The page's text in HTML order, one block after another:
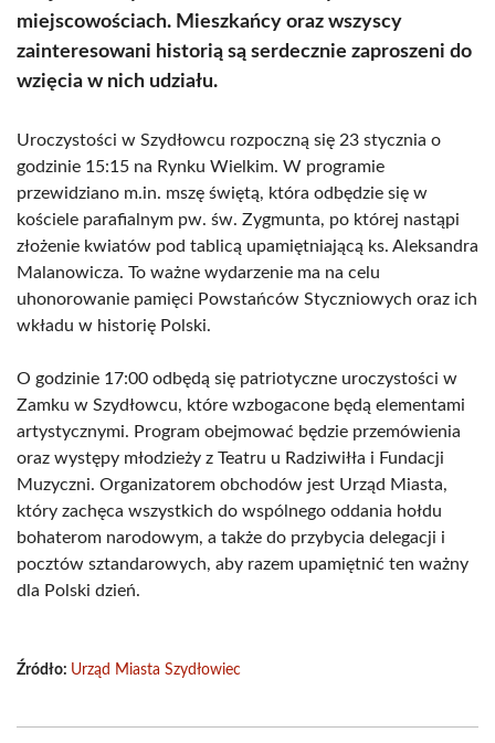
miejscowościach. Mieszkańcy oraz wszyscy
zainteresowani historią są serdecznie zaproszeni do
wzięcia w nich udziału.
Uroczystości w Szydłowcu rozpoczną się 23 stycznia o
godzinie 15:15 na Rynku Wielkim. W programie
przewidziano m.in. mszę świętą, która odbędzie się w
kościele parafialnym pw. św. Zygmunta, po której nastąpi
złożenie kwiatów pod tablicą upamiętniającą ks. Aleksandra
Malanowicza. To ważne wydarzenie ma na celu
uhonorowanie pamięci Powstańców Styczniowych oraz ich
wkładu w historię Polski.
O godzinie 17:00 odbędą się patriotyczne uroczystości w
Zamku w Szydłowcu, które wzbogacone będą elementami
artystycznymi. Program obejmować będzie przemówienia
oraz występy młodzieży z Teatru u Radziwiłła i Fundacji
Muzyczni. Organizatorem obchodów jest Urząd Miasta,
który zachęca wszystkich do wspólnego oddania hołdu
bohaterom narodowym, a także do przybycia delegacji i
pocztów sztandarowych, aby razem upamiętnić ten ważny
dla Polski dzień.
Źródło: Urząd Miasta Szydłowiec